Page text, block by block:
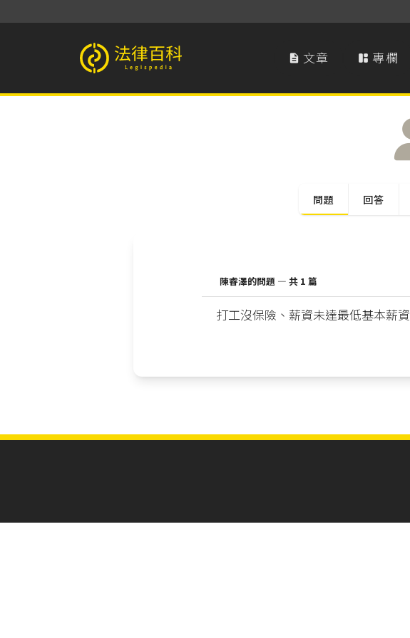
法律百科 Legispedia  文章  專欄
問題 回答
陳睿澤的問題 — 共 1 篇
打工沒保險、薪資未達最低基本薪資